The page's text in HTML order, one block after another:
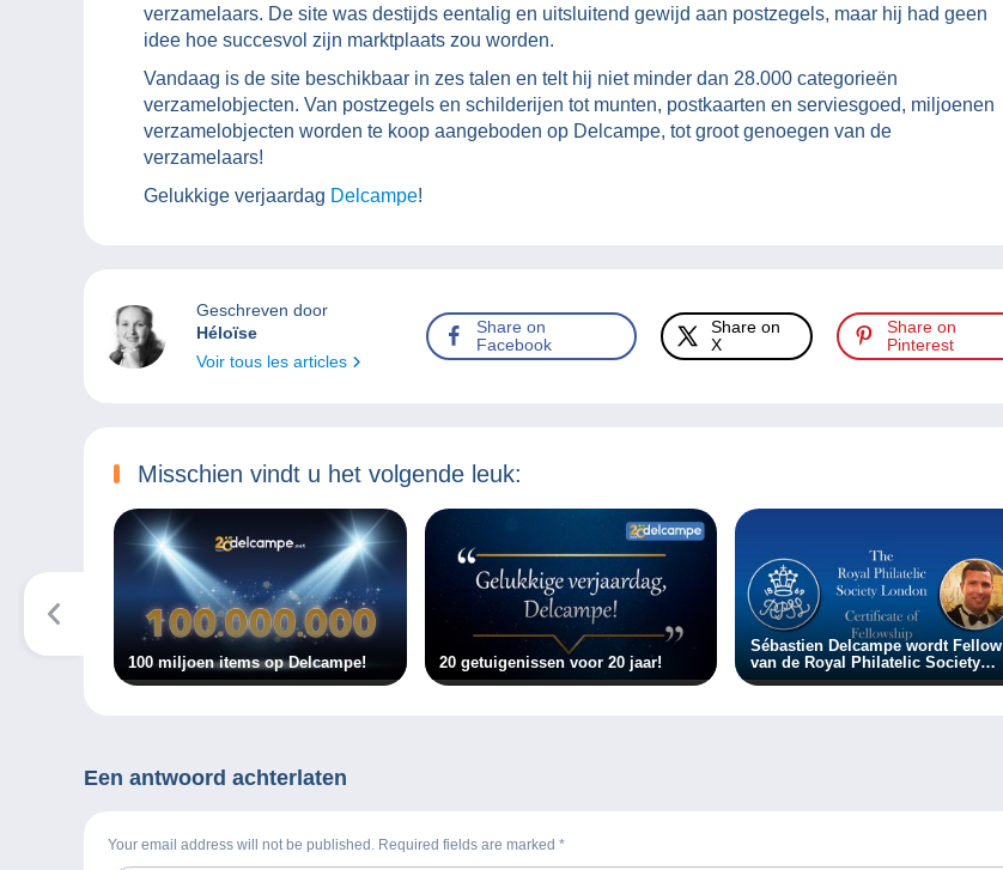
verzamelaars. De site was destijds eentalig en uitsluitend gewijd aan postzegels, maar hij had geen
idee hoe succesvol zijn marktplaats zou worden.
Vandaag is de site beschikbaar in zes talen en telt hij niet minder dan 28.000 categorieën
verzamelobjecten. Van postzegels en schilderijen tot munten, postkaarten en serviesgoed, miljoenen
verzamelobjecten worden te koop aangeboden op Delcampe, tot groot genoegen van de
verzamelaars!
Gelukkige verjaardag Delcampe!
Geschreven door
Héloïse
Voir tous les articles
Share on
Facebook
Share on
X
Share on
Pinterest
Misschien vindt u het volgende leuk:
100 miljoen items op Delcampe! 20 getuigenissen voor 20 jaar!
Sébastien Delcampe wordt Fellow
van de Royal Philatelic Society
Londen
Een antwoord achterlaten
Your email address will not be published. Required fields are marked *